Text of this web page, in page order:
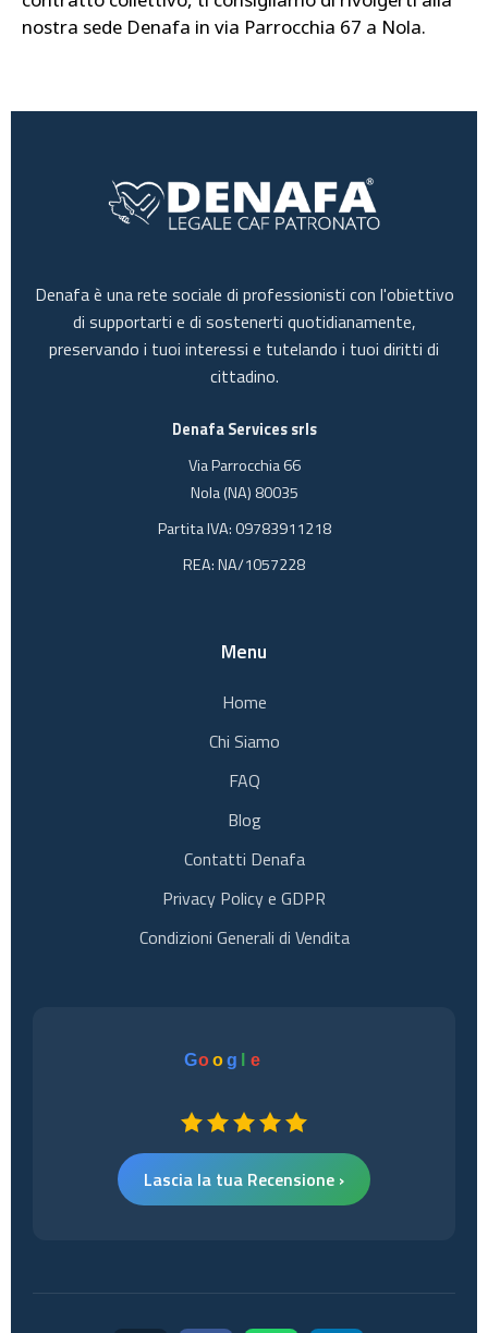
nostra sede Denafa in via Parrocchia 67 a Nola.
Denafa è una rete sociale di professionisti con l'obiettivo
di supportarti e di sostenerti quotidianamente,
preservando i tuoi interessi e tutelando i tuoi diritti di
cittadino.
Denafa Services srls
Via Parrocchia 66
Nola (NA) 80035
Partita IVA: 09783911218
REA: NA/1057228
Menu
Home
Chi Siamo
FAQ
Blog
Contatti Denafa
Privacy Policy e GDPR
Condizioni Generali di Vendita
Goog l e
Lascia la tua Recensione ›